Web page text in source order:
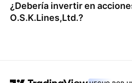
¿Debería invertir en
O.S.K.Lines,Ltd.?